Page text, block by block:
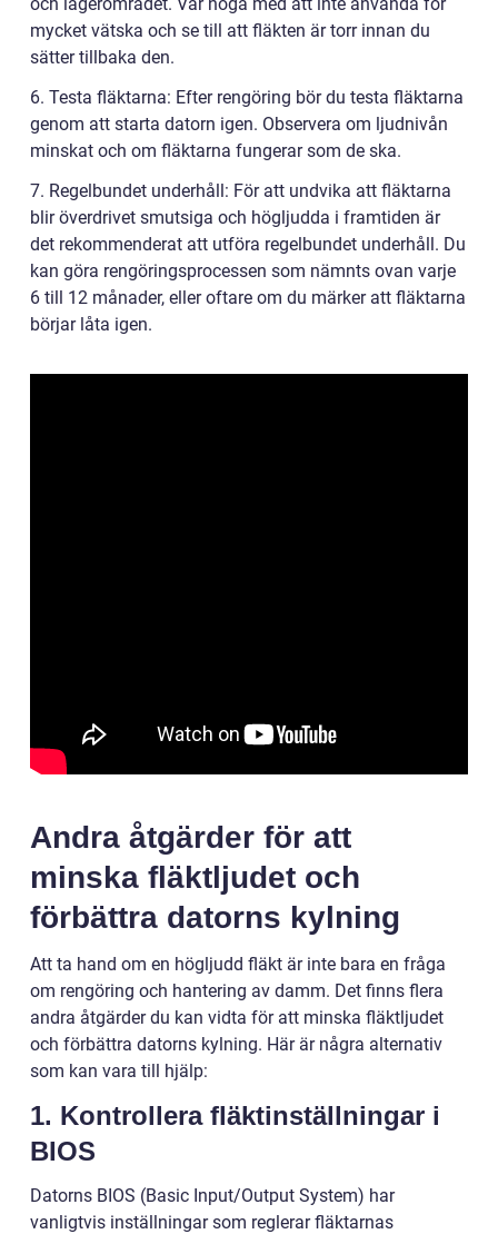
mycket vätska och se till att fläkten är torr innan du
sätter tillbaka den.
6. Testa fläktarna: Efter rengöring bör du testa fläktarna
genom att starta datorn igen. Observera om ljudnivån
minskat och om fläktarna fungerar som de ska.
7. Regelbundet underhåll: För att undvika att fläktarna
blir överdrivet smutsiga och högljudda i framtiden är
det rekommenderat att utföra regelbundet underhåll. Du
kan göra rengöringsprocessen som nämnts ovan varje
6 till 12 månader, eller oftare om du märker att fläktarna
börjar låta igen.
Andra åtgärder för att
minska fläktljudet och
förbättra datorns kylning
Att ta hand om en högljudd fläkt är inte bara en fråga
om rengöring och hantering av damm. Det finns flera
andra åtgärder du kan vidta för att minska fläktljudet
och förbättra datorns kylning. Här är några alternativ
som kan vara till hjälp:
1. Kontrollera fläktinställningar i
BIOS
Datorns BIOS (Basic Input/Output System) har
vanligtvis inställningar som reglerar fläktarnas